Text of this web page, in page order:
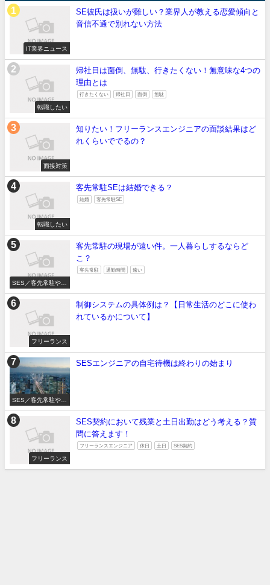
IT業界ニュース
SE彼氏は扱いが難しい？業界人が教える恋愛傾向と
音信不通で別れない方法
転職したい
帰社日は面倒、無駄、行きたくない！無意味な4つの
理由とは
行きたくない 帰社日 面倒 無駄
面接対策
知りたい！フリーランスエンジニアの面談結果はど
れくらいででるの？
転職したい
客先常駐SEは結婚できる？
結婚 客先常駐SE
SES／客先常駐やめ
たい
客先常駐の現場が遠い件。一人暮らしするならど
こ？
客先常駐 通勤時間 遠い
フリーランス
制御システムの具体例は？【日常生活のどこに使わ
れているかについて】
SES／客先常駐やめ
たい
SESエンジニアの自宅待機は終わりの始まり
フリーランス
SES契約において残業と土日出勤はどう考える？質
問に答えます！
フリーランスエンジニア 休日 土日 SES契約